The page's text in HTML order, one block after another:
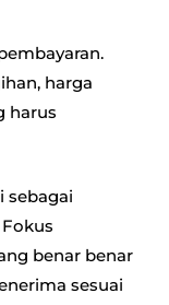
harga
harus
sebagai
benar benar
sesuai